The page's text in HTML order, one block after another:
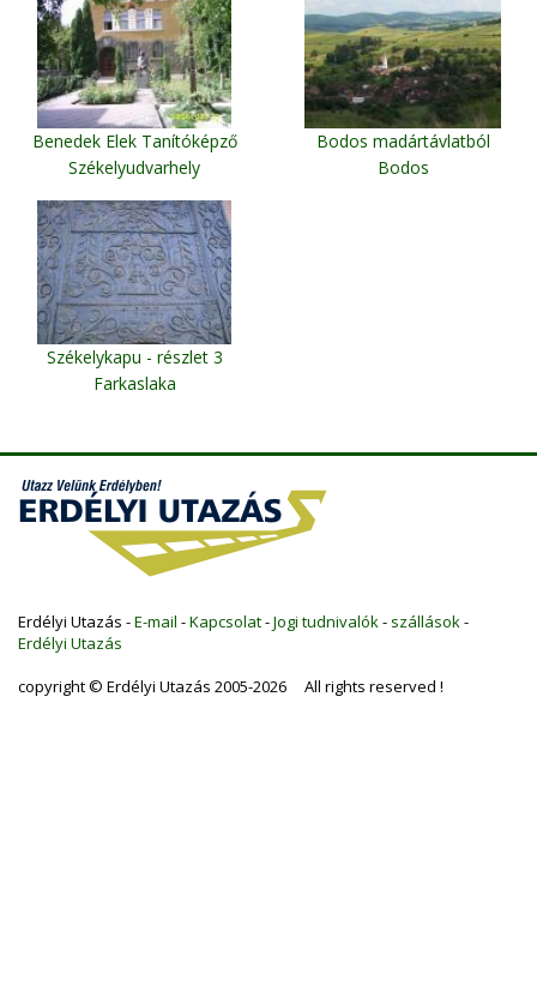
Benedek Elek Tanítóképző
Székelyudvarhely
Bodos madártávlatból
Bodos
Székelykapu - részlet 3
Farkaslaka
Erdélyi Utazás -E-mail -Kapcsolat-Jogi tudnivalók - szállások -
Erdélyi Utazás
copyright © Erdélyi Utazás 2005-2026 All rights reserved !